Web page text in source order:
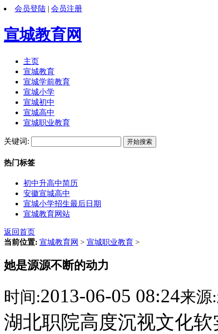
会员登陆 | 会员注册
宣城教育网
主页
宣城教育
宣城学前教育
宣城小学
宣城初中
宣城高中
宣城职业教育
关键词:
热门标签
初中升高中简历
安徽宣城高中
宣城小学招生最后日期
宣城教育网站
返回首页
当前位置: 宣城教育网 > 宣城职业教育 >
她是源源不断的动力
时间:2013-06-05 08:24来源:
湖北职院高度沉视文化